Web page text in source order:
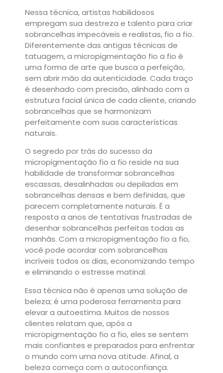
Nessa técnica, artistas habilidosos
empregam sua destreza e talento para criar
sobrancelhas impecáveis e realistas, fio a fio.
Diferentemente das antigas técnicas de
tatuagem, a micropigmentação fio a fio é
uma forma de arte que busca a perfeição,
sem abrir mão da autenticidade. Cada traço
é desenhado com precisão, alinhado com a
estrutura facial única de cada cliente, criando
sobrancelhas que se harmonizam
perfeitamente com suas características
naturais.
O segredo por trás do sucesso da
micropigmentação fio a fio reside na sua
habilidade de transformar sobrancelhas
escassas, desalinhadas ou depiladas em
sobrancelhas densas e bem definidas, que
parecem completamente naturais. É a
resposta a anos de tentativas frustradas de
desenhar sobrancelhas perfeitas todas as
manhãs. Com a micropigmentação fio a fio,
você pode acordar com sobrancelhas
incríveis todos os dias, economizando tempo
e eliminando o estresse matinal.
Essa técnica não é apenas uma solução de
beleza; é uma poderosa ferramenta para
elevar a autoestima. Muitos de nossos
clientes relatam que, após a
micropigmentação fio a fio, eles se sentem
mais confiantes e preparados para enfrentar
o mundo com uma nova atitude. Afinal, a
beleza começa com a autoconfiança.